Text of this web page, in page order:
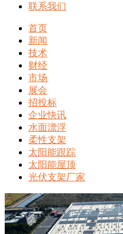
联系我们
首页
新闻
技术
财经
市场
展会
招投标
企业快讯
水面漂浮
柔性支架
太阳能跟踪
太阳能屋顶
光伏支架厂家